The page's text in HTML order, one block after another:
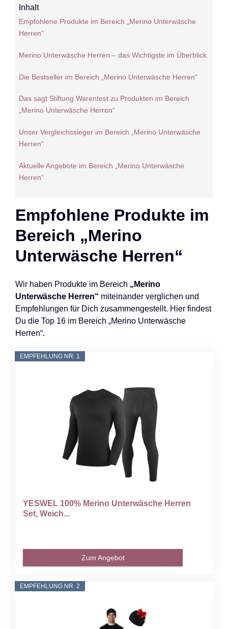
Inhalt
Empfohlene Produkte im Bereich „Merino Unterwäsche
Herren“
Merino Unterwäsche Herren – das Wichtigste im Überblick
Die Bestseller im Bereich „Merino Unterwäsche Herren“
Das sagt Stiftung Warentest zu Produkten im Bereich
„Merino Unterwäsche Herren“
Unser Vergleichssieger im Bereich „Merino Unterwäsche
Herren“
Aktuelle Angebote im Bereich „Merino Unterwäsche
Herren“
Empfohlene Produkte im
Bereich „Merino
Unterwäsche Herren“
Wir haben Produkte im Bereich „Merino
Unterwäsche Herren“ miteinander verglichen und
Empfehlungen für Dich zusammengestellt. Hier findest
Du die Top 16 im Bereich „Merino Unterwäsche
Herren“.
EMPFEHLUNG NR. 1
YESWEL 100% Merino Unterwäsche Herren
Set, Weich...
Zum Angebot
EMPFEHLUNG NR. 2